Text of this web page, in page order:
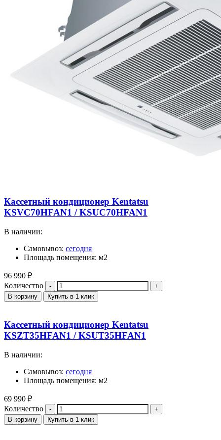
Кассетный кондиционер Kentatsu
KSVC70HFAN1 / KSUC70HFAN1
В наличии:
Самовывоз: сегодня
Площадь помещения: м2
96 990 ₽
Количество
В корзину Купить в 1 клик
Кассетный кондиционер Kentatsu
KSZT35HFAN1 / KSUT35HFAN1
В наличии:
Самовывоз: сегодня
Площадь помещения: м2
69 990 ₽
Количество
В корзину Купить в 1 клик